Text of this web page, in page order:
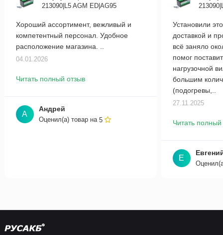
213090|L5 AGM ED|AG95
Хороший ассортимент, вежливый и
компетентный персонал. Удобное
расположение магазина. ..
04.01.2026
Читать полный отзыв
А
Андрей
Оценил(а) товар на5
Установили
доставкой и
всё заняло
помог
нагрузочной
большим
(подогревы,..
27.11.2025
Читать полный
Е